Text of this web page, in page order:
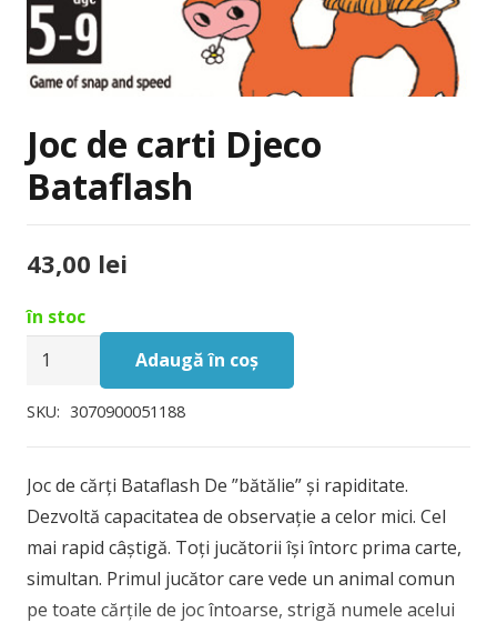
Joc de carti Djeco
Bataflash
43,00 lei
în stoc
Cantitate
de
Djeco
Bataflash
Adaugă în coș
SKU: 3070900051188
Joc de cărți Bataflash De ”bătălie” și rapiditate.
Dezvoltă capacitatea de observație a celor mici. Cel
mai rapid câștigă. Toţi jucătorii îşi întorc prima carte,
simultan. Primul jucător care vede un animal comun
pe toate cărţile de joc întoarse, strigă numele acelui